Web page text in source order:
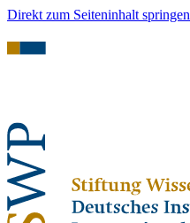
Direkt zum Seiteninhalt springen